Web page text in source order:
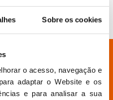
Sobre os cookies
o acesso, navegação e
adaptar o Website e os
e para analisar a sua
específico?